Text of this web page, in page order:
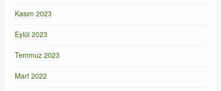
Kasım 2023
Eylül 2023
Temmuz 2023
Mart 2022